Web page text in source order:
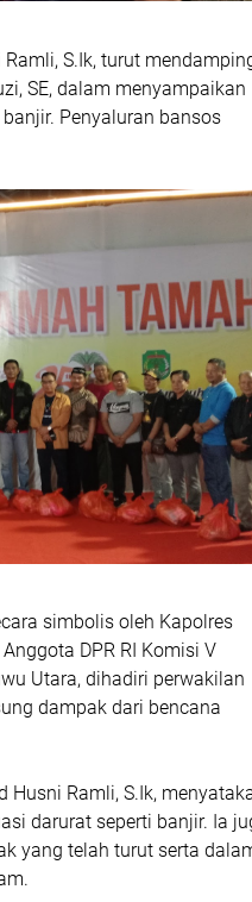
S.Ik, turut
SE, dalam menyampaikan
Penyaluran bansos
simbolis oleh Kapolres
DPR RI Komisi V
Utara, dihadiri perwakilan
dampak dari bencana
Husni Ramli, S.Ik,
darurat seperti banjir. Ia
yang telah turut serta